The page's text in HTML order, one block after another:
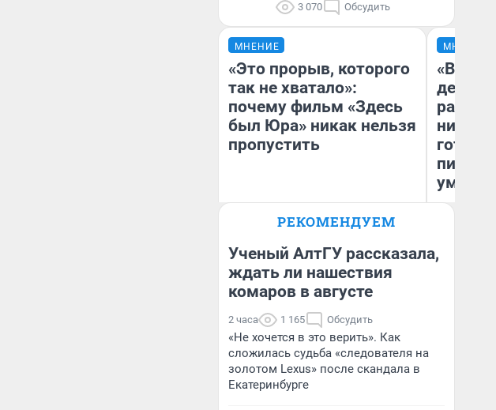
3 070 Обсудить
МНЕНИЕ
«Это прорыв, которого
так не хватало»:
почему фильм «Здесь
был Юра» никак нельзя
пропустить
Надежда Губарь
МНЕНИЕ
РЕКОМЕНДУЕМ
Ученый АлтГУ рассказала,
ждать ли нашествия
комаров в августе
2 часа 1 165 Обсудить
«Не хочется в это верить». Как
сложилась судьба «следователя на
золотом Lexus» после скандала в
Екатеринбурге